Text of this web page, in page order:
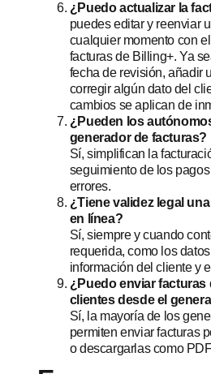
¿Puedo actualizar la
puedes editar y reenviar
cualquier momento con
facturas de Billing+. Ya
fecha de revisión, añadir
corregir algún dato del
cambios se aplican de
¿Pueden los
generador de facturas?
Sí, simplifican la
seguimiento de los
errores.
¿Tiene validez legal
en línea?
Sí, siempre y cuando
requerida, como los
información del cliente y
¿Puedo enviar facturas
clientes desde el
Sí, la mayoría de los
permiten enviar facturas
o descargarlas como